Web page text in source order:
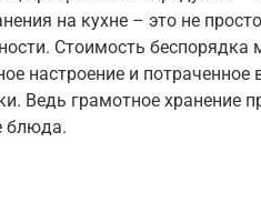
на кухне – это не
Стоимость беспорядка
настроение и
Ведь грамотное хранение
блюда.